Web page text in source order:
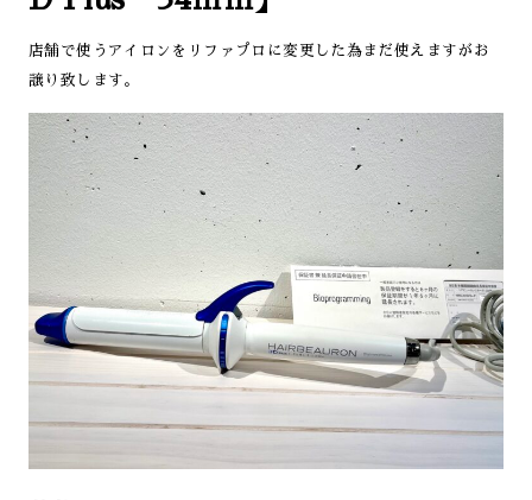
店舗で使うアイロンをリファプロに変更した為まだ使えますがお
譲り致します。